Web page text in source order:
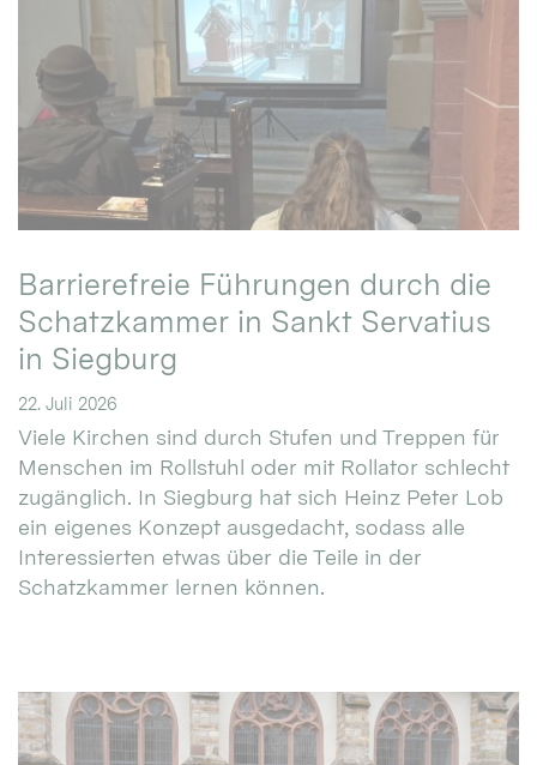
Barrierefreie Führungen durch die
Schatzkammer in Sankt Servatius
in Siegburg
22. Juli 2026
Viele Kirchen sind durch Stufen und Treppen für
Menschen im Rollstuhl oder mit Rollator schlecht
zugänglich. In Siegburg hat sich Heinz Peter Lob
ein eigenes Konzept ausgedacht, sodass alle
Interessierten etwas über die Teile in der
Schatzkammer lernen können.